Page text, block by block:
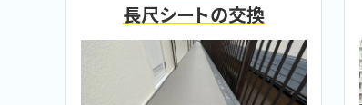
長尺シートの交換